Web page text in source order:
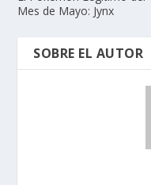
Mes de Mayo: Jynx
SOBRE EL AUTOR